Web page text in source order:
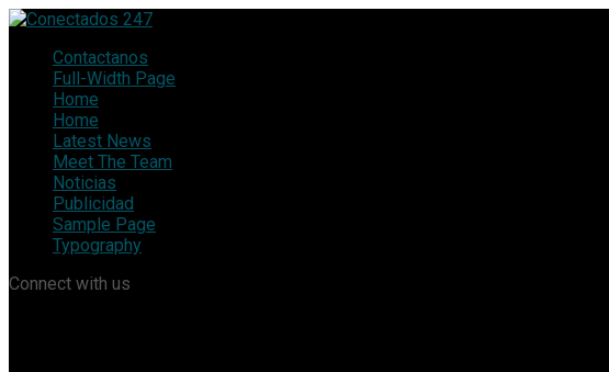
Contactanos
Full-Width Page
Home
Home
Latest News
Meet The Team
Noticias
Publicidad
Sample Page
Typography
Connect with us